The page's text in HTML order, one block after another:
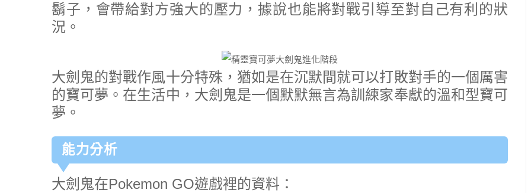
鬍子，會帶給對方強大的壓力，據說也能將對戰引導至對自己有利的狀
況。
大劍鬼的對戰作風十分特殊，猶如是在沉默間就可以打敗對手的一個厲害
的寶可夢。在生活中，大劍鬼是一個默默無言為訓練家奉獻的溫和型寶可
夢。
能力分析
大劍鬼在Pokemon GO遊戲裡的資料：